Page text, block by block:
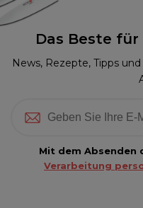
Das Beste
News, Rezepte, Tipps
Mit dem Absenden
Verarbeitung